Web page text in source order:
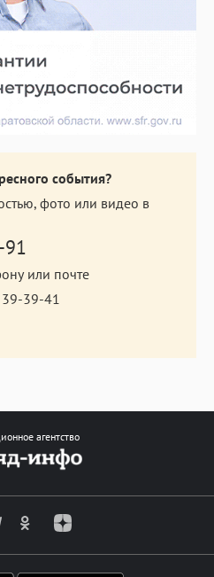
события?
фото или видео в
91
или почте
39-39-41
агентство